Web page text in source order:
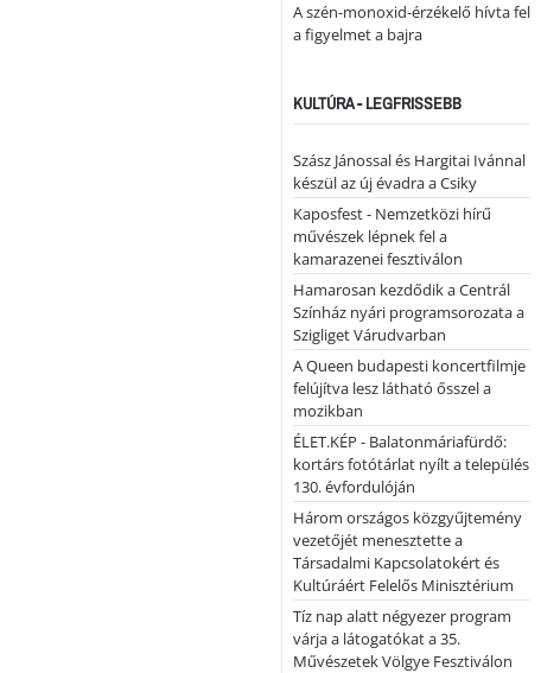
A szén-monoxid-érzékelő hívta fel
a figyelmet a bajra
KULTÚRA - LEGFRISSEBB
Szász Jánossal és Hargitai Ivánnal
készül az új évadra a Csiky
Kaposfest - Nemzetközi hírű
művészek lépnek fel a
kamarazenei fesztiválon
Hamarosan kezdődik a Centrál
Színház nyári programsorozata a
Szigliget Várudvarban
A Queen budapesti koncertfilmje
felújítva lesz látható ősszel a
mozikban
ÉLET.KÉP - Balatonmáriafürdő:
kortárs fotótárlat nyílt a település
130. évfordulóján
Három országos közgyűjtemény
vezetőjét menesztette a
Társadalmi Kapcsolatokért és
Kultúráért Felelős Minisztérium
Tíz nap alatt négyezer program
várja a látogatókat a 35.
Művészetek Völgye Fesztiválon